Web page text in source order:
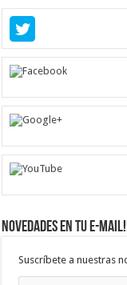
Novedades en tu e-
Suscríbete a nuestras